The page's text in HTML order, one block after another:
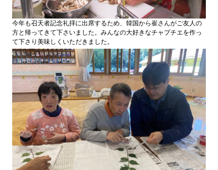
今年も召天者記念礼拝に出席するため、韓国から崔さんがご友人の
方と帰ってきて下さいました。みんなの大好きなチャプチエを作っ
て下さり美味しくいただきました。